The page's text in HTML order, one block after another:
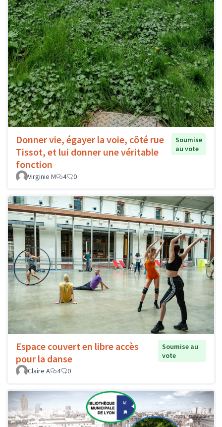
Donner vie, égayer la voie, côté rue
Tissot, et lui donner une véritable
fonction
Soumise
au vote
Virginie M 4 0
Espace couvert en libre accès
pour la danse
Soumise au
vote
Claire A
4 0